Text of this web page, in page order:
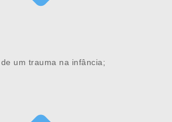
um trauma na infância;